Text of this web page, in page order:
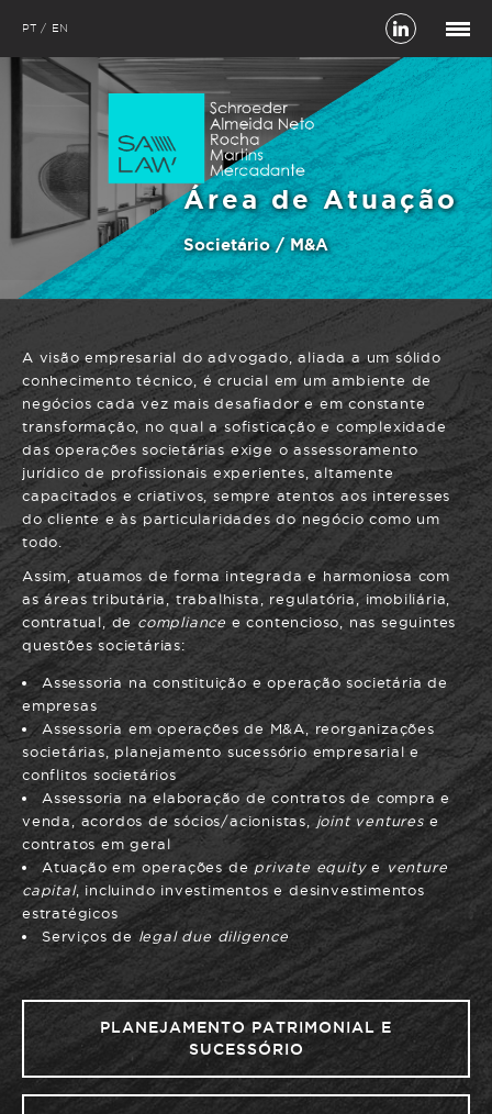
PT EN
Área de Atuação
Societário / M&A
A visão empresarial do advogado, aliada a um sólido
conhecimento técnico, é crucial em um ambiente de
negócios cada vez mais desafiador e em constante
transformação, no qual a sofisticação e complexidade
das operações societárias exige o assessoramento
jurídico de profissionais experientes, altamente
capacitados e criativos, sempre atentos aos interesses
do cliente e às particularidades do negócio como um
todo.
Assim, atuamos de forma integrada e harmoniosa com
as áreas tributária, trabalhista, regulatória, imobiliária,
contratual, de compliance e contencioso, nas seguintes
questões societárias:
Assessoria na constituição e operação societária de
empresas
Assessoria em operações de M&A, reorganizações
societárias, planejamento sucessório empresarial e
conflitos societários
Assessoria na elaboração de contratos de compra e
venda, acordos de sócios/acionistas,
joint venturese
contratos em geral
Atuação em operações deprivate equitye
venture
capital, incluindo investimentos e desinvestimentos
estratégicos
Serviços de legal due diligence
PLANEJAMENTO PATRIMONIAL E
SUCESSÓRIO